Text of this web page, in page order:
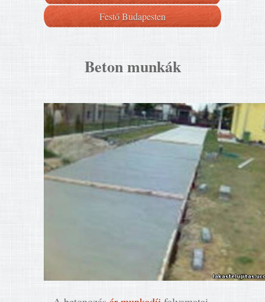
Festő Budapesten
Beton munkák